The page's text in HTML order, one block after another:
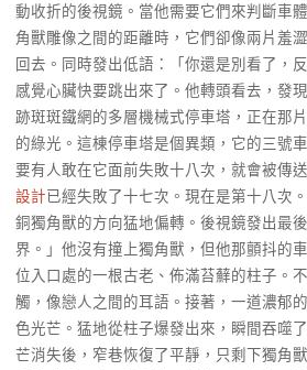
動收折的後視鏡。當他需要它們來判斷車
角獸雕像之間的距離時，它們卻像兩片羞
回去。同時發出低語：「你還是別看了，
感覺心臟快要跳出來了。他轉頭看去，發
跡斑斑鐵網的多層機械式停車塔，正在那
的綠光。這棟停車塔是個異類，它的三號
要有人敢在它面前失敗十八次，就會被傳
設計已經失敗了十七次。現在是第十八次
銅獨角獸的方向猛地偏轉。後視鏡發出最
界。」他沒有撞上獨角獸，但他那顫抖的
位入口處的一根古老、佈滿苔蘚的柱子。
觸，像戀人之間的耳語。接著，一道濃郁
色光芒。猛地從柱子爆發出來，瞬間吞噬
芒消失後，窄巷恢復了平靜，只剩下獨角